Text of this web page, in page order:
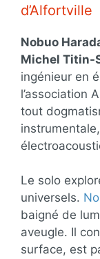
d’Alfortville
Nobuo
Michel Titin-
ingénieur en
l’association
tout
Le solo
universels.
baigné de
aveugle. Il
surface, est